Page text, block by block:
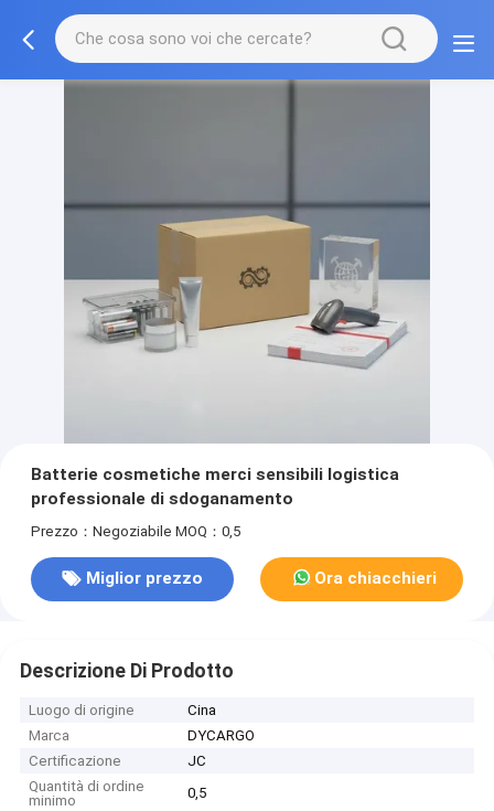
Batterie cosmetiche merci sensibili logistica
professionale di sdoganamento
Prezzo：Negoziabile MOQ：0,5
Miglior prezzo Ora chiacchieri
Descrizione Di Prodotto
Luogo di origine
Cina
Marca
DYCARGO
Certificazione
JC
Quantità di ordine
minimo
0,5